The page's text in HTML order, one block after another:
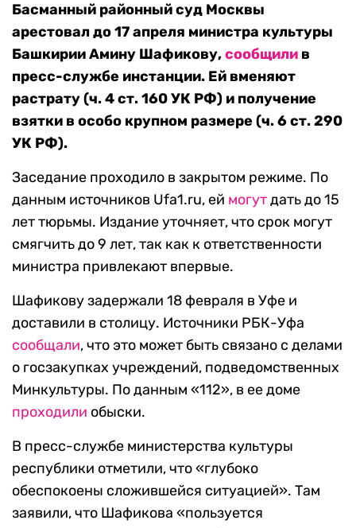
Басманный районный суд Москвы
арестовал до 17 апреля министра культуры
Башкирии Амину Шафикову,сообщили в
пресс-службе инстанции. Ей вменяют
растрату (ч. 4 ст. 160 УК РФ) и получение
взятки в особо крупном размере (ч. 6 ст. 290
УК РФ).
Заседание проходило в закрытом режиме. По
данным источников Ufa1.ru, ей могутдать до 15
лет тюрьмы. Издание уточняет, что срок могут
смягчить до 9 лет, так как к ответственности
министра привлекают впервые.
Шафикову задержали 18 февраля в Уфе и
доставили в столицу. Источники РБК-Уфа
сообщали, что это может быть связано с делами
о госзакупках учреждений, подведомственных
Минкультуры. По данным «112», в ее доме
проходили обыски.
В пресс-службе министерства культуры
республики отметили, что «глубоко
обеспокоены сложившейся ситуацией». Там
заявили, что Шафикова «пользуется